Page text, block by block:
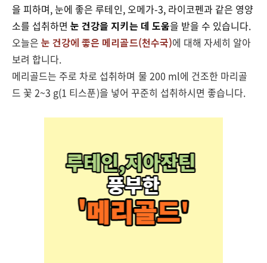
을 피하며,눈에 좋은 루테인,오메가-3, 라이코펜과 같은 영양
소를 섭취하면눈 건강을 지키는 데 도움을 받을 수 있습니다.
오늘은눈 건강에 좋은 메리골드(천수국)에 대해 자세히 알아
보려 합니다.
메리골드는 주로 차로 섭취하며 물 200 ml에 건조한 마리골
드 꽃2~3 g(1 티스푼)을 넣어 꾸준히 섭취하시면 좋습니다.